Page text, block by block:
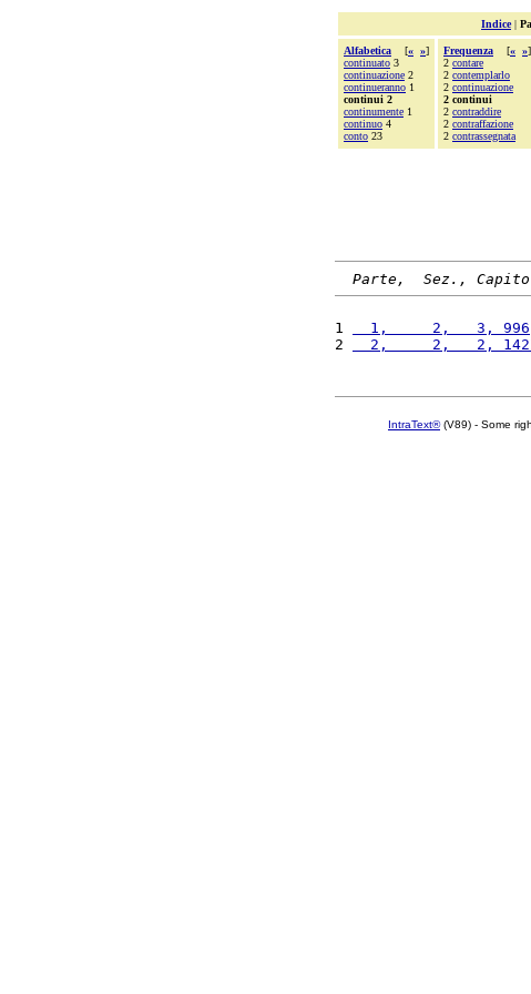
Indice|
Alfabetica [« »]
continuato 3
continuazione 2
continueranno 1
continui 2
continumente 1
continuo 4
conto 23
Frequenza [« »]
2 contare
2 contemplarlo
2 continuazione
2 continui
2 contraddire
2 contraffazione
2 contrassegnata
Parte,  Sez.,
1
  1,     2,   3, 996
2
2,     2,   2,
IntraText®(V89) - Some